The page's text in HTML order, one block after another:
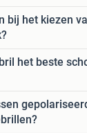
bij het kiezen
het beste